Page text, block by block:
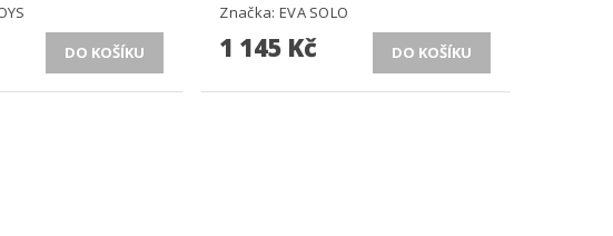
Značka: EVA SOLO
1 145 Kč